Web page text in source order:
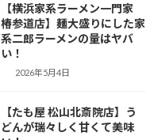
【横浜家系ラーメン一門家
椿参道店】麺大盛りにした家
系二郎ラーメンの量はヤバ
い！
2026年5月4日
【たも屋 松山北斎院店】う
どんが瑞々しく甘くて美味